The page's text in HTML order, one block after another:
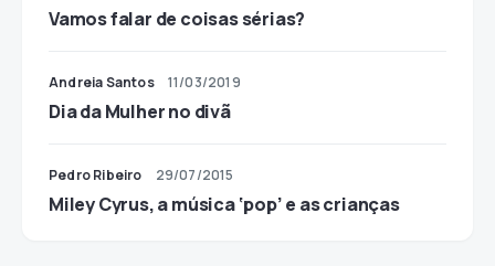
Vamos falar de coisas sérias?
Andreia Santos 11/03/2019
Dia da Mulher no divã
Pedro Ribeiro 29/07/2015
Miley Cyrus, a música ‘pop’ e as crianças